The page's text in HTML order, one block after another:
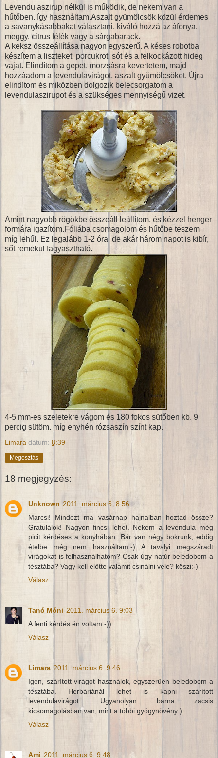
Levendulaszirup nélkül is működik, de nekem van a
hűtőben, így használtam.Aszalt gyümölcsök közül érdemes
a savanykásabbakat választani, kiváló hozzá az áfonya,
meggy, citrus félék vagy a sárgabarack.
A keksz összeállítása nagyon egyszerű. A késes robotba
készítem a liszteket, porcukrot, sót és a felkockázott hideg
vajat. Elindítom a gépet, morzsásra kevertetem, majd
hozzáadom a levendulavirágot, aszalt gyümölcsöket. Újra
elindítom és miközben dolgozik belecsorgatom a
levendulaszirupot és a szükséges mennyiségű vizet.
Amint nagyobb rögökbe összeáll leállítom, és kézzel henger
formára igazítom.Fóliába csomagolom és hűtőbe teszem
míg lehűl. Ez legalább 1-2 óra, de akár három napot is kibír,
sőt remekül fagyasztható.
4-5 mm-es szeletekre vágom és 180 fokos sütőben kb. 9
percig sütöm, míg enyhén rózsaszín színt kap.
Limara dátum: 8:39
Megosztás
18 megjegyzés:
Unknown 2011. március 6. 8:56
Marcsi! Mindezt ma vasárnap hajnalban hoztad össze?
Gratulálok! Nagyon fincsi lehet. Nekem a levendula még
picit kérdéses a konyhában. Bár van négy bokrunk, eddig
ételbe még nem használtam:-) A tavalyi megszáradt
virágokat is felhasználhatom? Csak úgy natúr beledobom a
tésztába? Vagy kell előtte valamit csinálni vele? köszi:-)
Válasz
Tanó Móni 2011. március 6. 9:03
A fenti kérdés én voltam:-))
Válasz
Limara 2011. március 6. 9:46
Igen, szárított virágot használok, egyszerűen beledobom a
tésztába. Herbáriánál lehet is kapni szárított
levendulavirágot. Ugyanolyan barna zacsis
kicsomagolásban van, mint a többi gyógynövény:)
Válasz
Ami 2011. március 6. 9:48